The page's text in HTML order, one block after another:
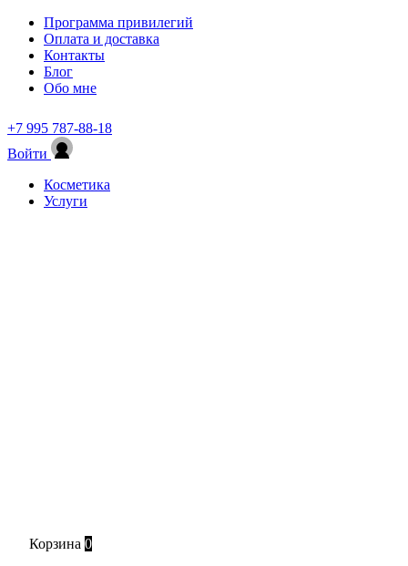
Программа привилегий
Оплата и доставка
Контакты
Блог
Обо мне
+7 995 787-88-18
Войти
Косметика
Услуги
Корзина 0